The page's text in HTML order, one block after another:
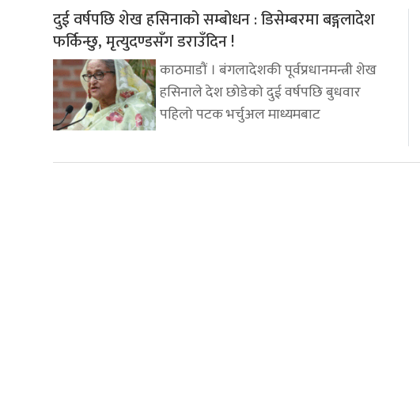
दुई वर्षपछि शेख हसिनाको सम्बोधन : डिसेम्बरमा बङ्गलादेश
फर्किन्छु, मृत्युदण्डसँग डराउँदिन !
काठमाडौं । बंगलादेशकी पूर्वप्रधानमन्त्री शेख
हसिनाले देश छोडेको दुई वर्षपछि बुधवार
पहिलो पटक भर्चुअल माध्यमबाट